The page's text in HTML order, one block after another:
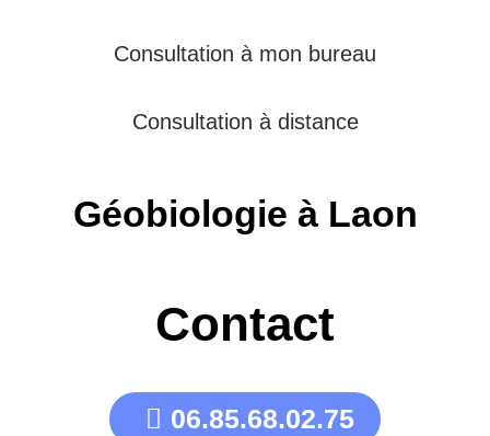
Consultation à mon bureau
Consultation à distance
Géobiologie à Laon
Contact
06.85.68.02.75